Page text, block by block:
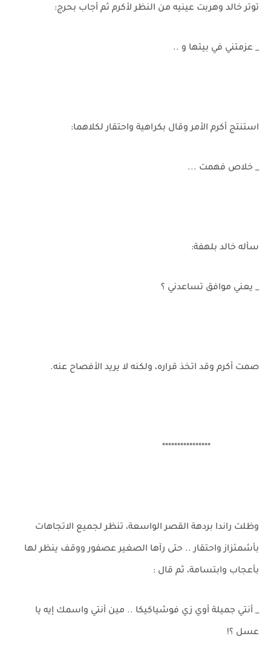
توتر خالد وهربت عينيه من النظر لأكرم ثم أجاب بحرج:
_ عزمتني في بيتها و ..
استنتج أكرم الأمر وقال بكراهية واحتقار لكلاهما:
_ خلاص فهمت ...
سأله خالد بلهفة:
_ يعني موافق تساعدني ؟
صمت أكرم وقد اتخذ قراره، ولكنه لا يريد الأفصاح عنه.
****************
وظلت راندا بردهة القصر الواسعة، تنظر لجميع الاتجاهات
بأشمئزاز واحتقار .. حتى رآها الصغير عصفور ووقف ينظر لها
بأعجاب وابتسامة، ثم قال :
_ أنتي جميلة أوي زي فوشياكيكا .. مين أنتي واسمك إيه يا
عسل ؟!